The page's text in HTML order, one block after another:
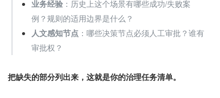
业务经验 ：历史上这个场景有哪些成功/失败案
例？规则的适用边界是什么？
人文感知节点 ：哪些决策节点必须人工审批？谁有
审批权？
把缺失的部分列出来，这就是你的治理任务清单。